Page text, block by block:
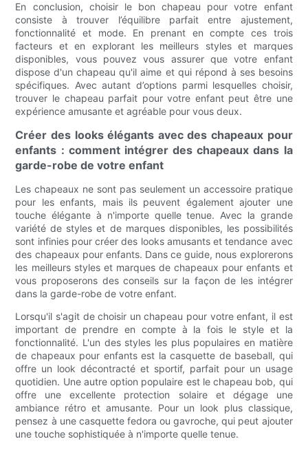
En conclusion, choisir le bon chapeau pour votre enfant
consiste à trouver l’équilibre parfait entre ajustement,
fonctionnalité et mode. En prenant en compte ces trois
facteurs et en explorant les meilleurs styles et marques
disponibles, vous pouvez vous assurer que votre enfant
dispose d'un chapeau qu'il aime et qui répond à ses besoins
spécifiques. Avec autant d’options parmi lesquelles choisir,
trouver le chapeau parfait pour votre enfant peut être une
expérience amusante et agréable pour vous deux.
Créer des looks élégants avec des chapeaux pour
enfants : comment intégrer des chapeaux dans la
garde-robe de votre enfant
Les chapeaux ne sont pas seulement un accessoire pratique
pour les enfants, mais ils peuvent également ajouter une
touche élégante à n'importe quelle tenue. Avec la grande
variété de styles et de marques disponibles, les possibilités
sont infinies pour créer des looks amusants et tendance avec
des chapeaux pour enfants. Dans ce guide, nous explorerons
les meilleurs styles et marques de chapeaux pour enfants et
vous proposerons des conseils sur la façon de les intégrer
dans la garde-robe de votre enfant.
Lorsqu'il s'agit de choisir un chapeau pour votre enfant, il est
important de prendre en compte à la fois le style et la
fonctionnalité. L'un des styles les plus populaires en matière
de chapeaux pour enfants est la casquette de baseball, qui
offre un look décontracté et sportif, parfait pour un usage
quotidien. Une autre option populaire est le chapeau bob, qui
offre une excellente protection solaire et dégage une
ambiance rétro et amusante. Pour un look plus classique,
pensez à une casquette fedora ou gavroche, qui peut ajouter
une touche sophistiquée à n'importe quelle tenue.